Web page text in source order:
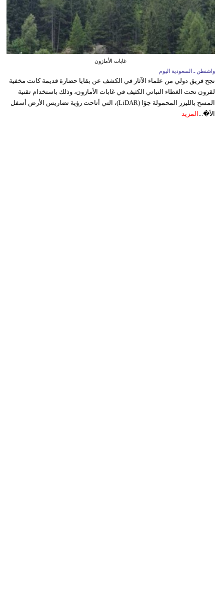
غابات الأمازون
واشنطن ـ السعودية اليوم
نجح فريق دولي من علماء الآثار في الكشف عن بقايا حضارة قديمة كانت مخفية
لقرون تحت الغطاء النباتي الكثيف في غابات الأمازون، وذلك باستخدام تقنية
المسح بالليزر المحمولة جوًا (LiDAR)، التي أتاحت رؤية تضاريس الأرض أسفل
الأ�... المزيد